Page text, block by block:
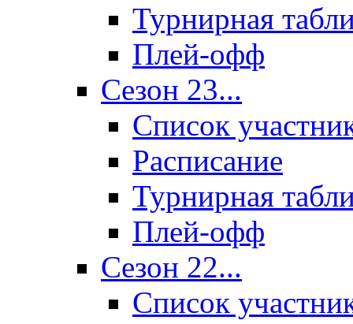
Турнирная
Плей-офф
Сезон 23...
Список
Расписание
Турнирная
Плей-офф
Сезон 22...
Список